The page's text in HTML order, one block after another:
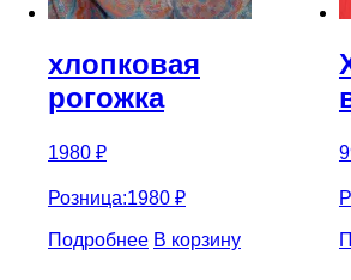
хлопковая
рогожка
1980 ₽
Розница:1980 ₽
Подробнее В корзину